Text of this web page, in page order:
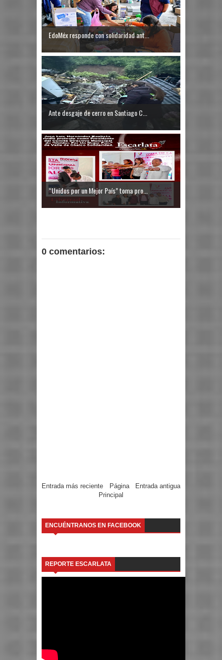
EdoMéx responde con solidaridad ant...
Ante desgaje de cerro en Santiago C...
“Unidos por un Mejor País” toma pro...
0 comentarios:
Entrada más reciente Entrada antigua
Página
Principal
ENCUÉNTRANOS EN FACEBOOK
REPORTE ESCARLATA